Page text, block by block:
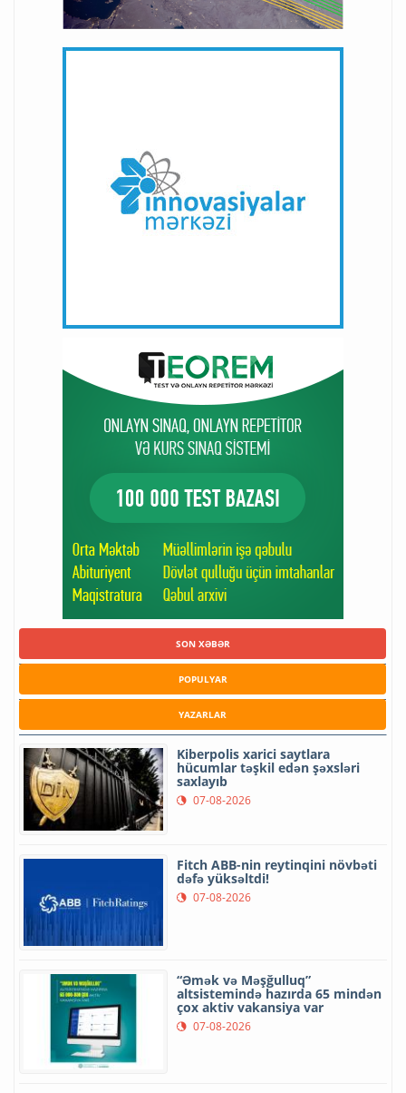
SON XƏBƏR
POPULYAR
YAZARLAR
Kiberpolis xarici saytlara
hücumlar təşkil edən şəxsləri
saxlayıb
07-08-2026
Fitch ABB-nin reytinqini növbəti
dəfə yüksəltdi!
07-08-2026
“Əmək və Məşğulluq”
altsistemində hazırda 65 mindən
çox aktiv vakansiya var
07-08-2026